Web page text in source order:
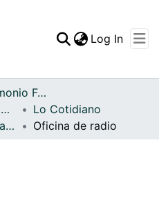
Statistics
Log In
Archivo del Patrimonio Fotográfico y Fílmico del Valle del Cauca
Fondo Archivo del Patrimonio Fotográfico y Fílmico del Valle del Cauca
Lo Cotidiano
APFFVC - Interiores - Patrimonial
Oficina de radio